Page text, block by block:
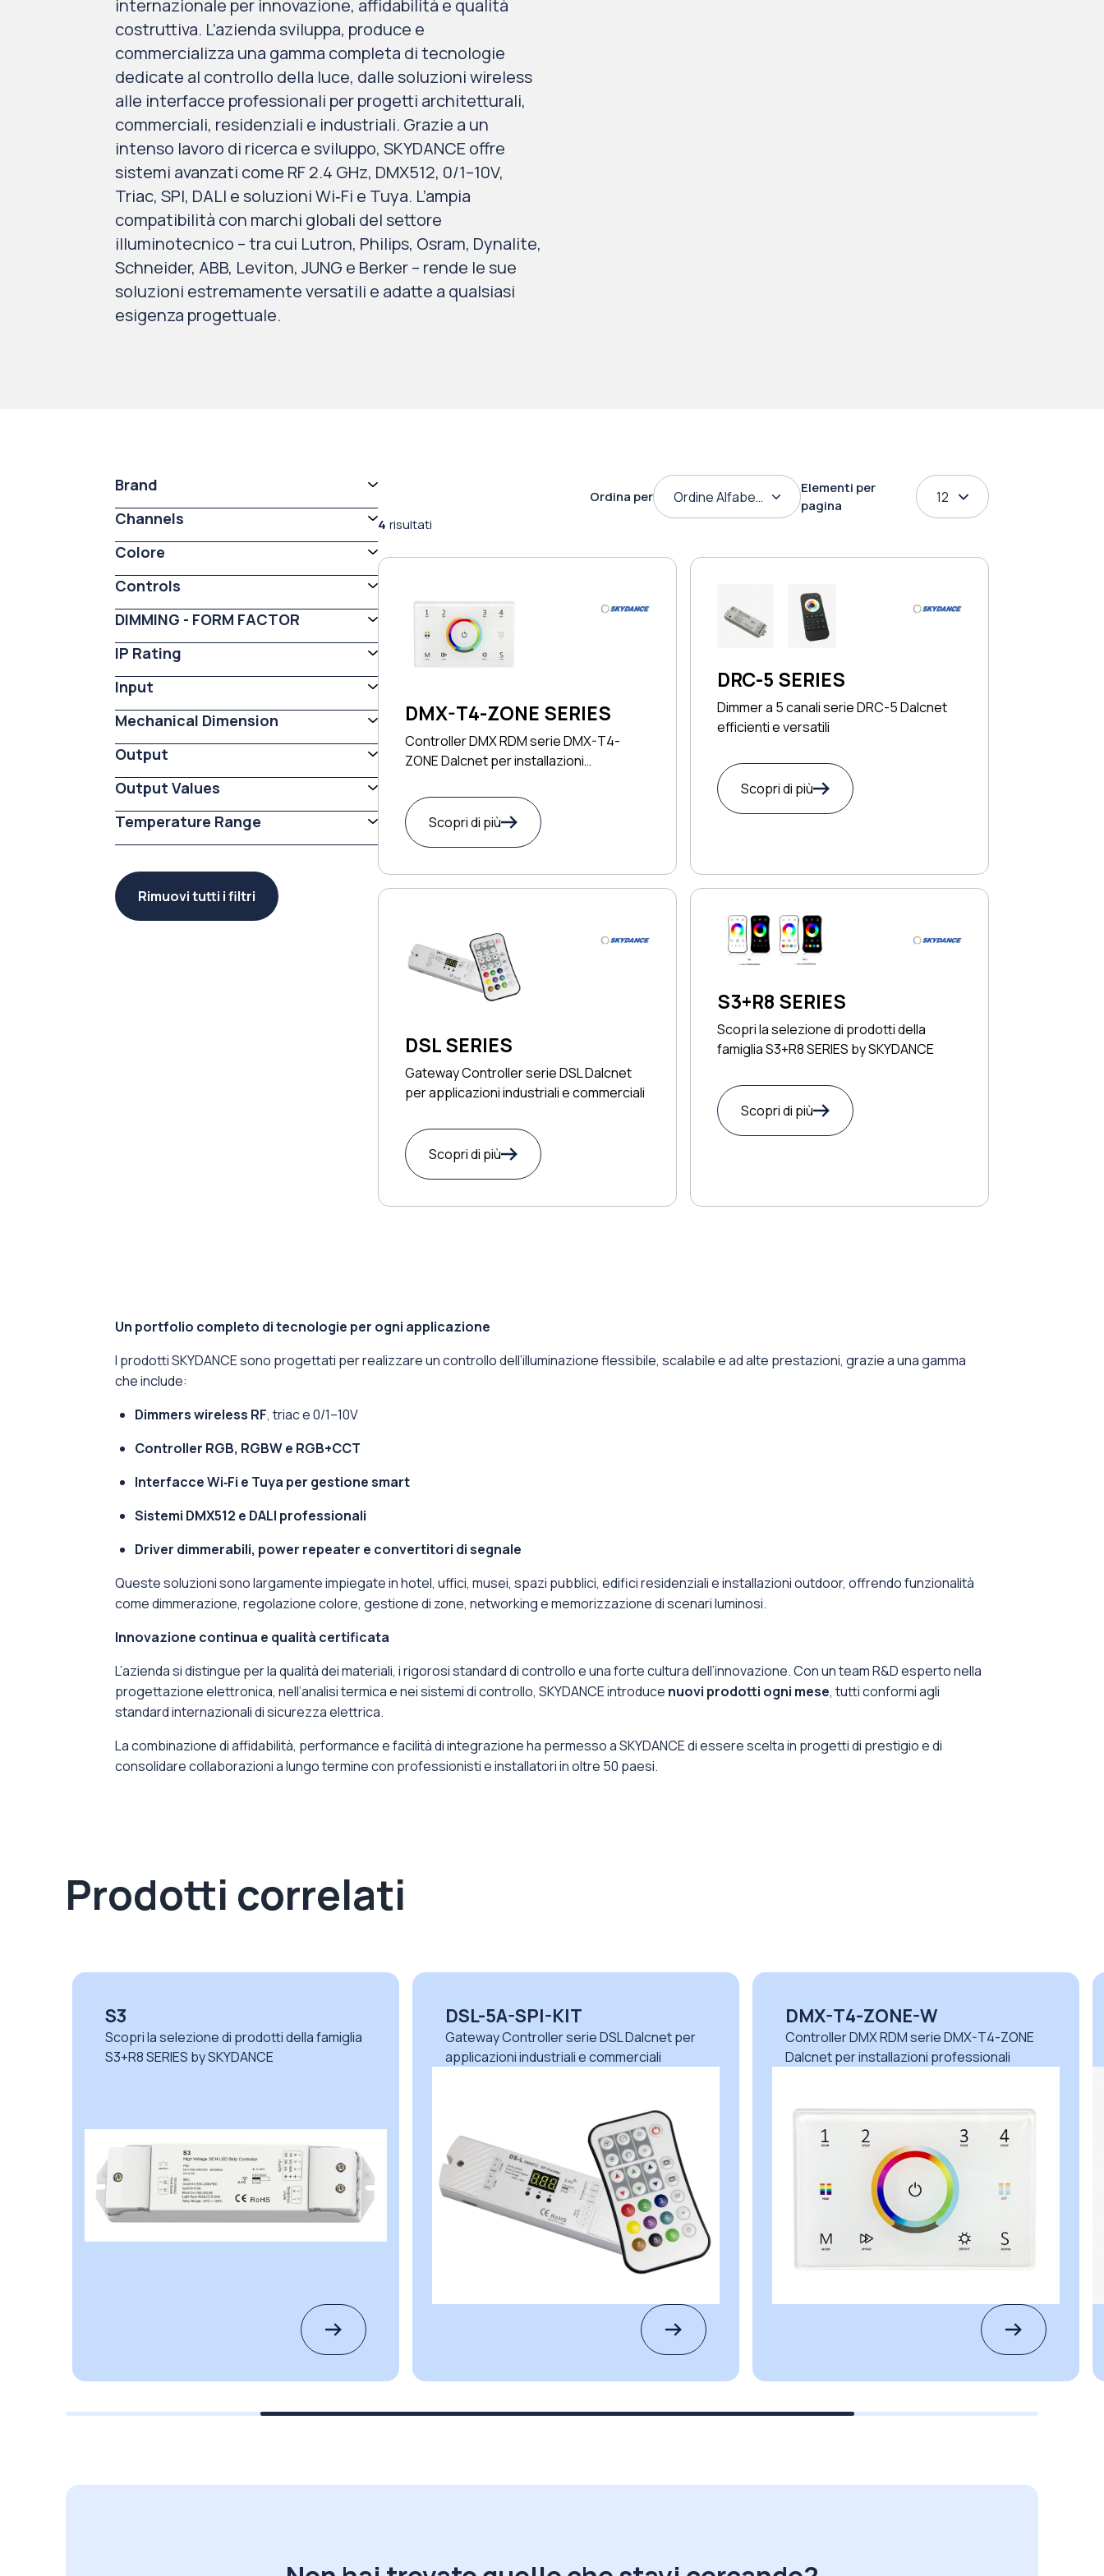
internazionale per innovazione, affidabilità e qualità
costruttiva. L’azienda sviluppa, produce e
commercializza una gamma completa di tecnologie
dedicate al controllo della luce, dalle soluzioni wireless
alle interfacce professionali per progetti architetturali,
commerciali, residenziali e industriali. Grazie a un
intenso lavoro di ricerca e sviluppo, SKYDANCE offre
sistemi avanzati come RF 2.4 GHz, DMX512, 0/1–10V,
Triac, SPI, DALI e soluzioni Wi‑Fi e Tuya. L’ampia
compatibilità con marchi globali del settore
illuminotecnico – tra cui Lutron, Philips, Osram, Dynalite,
Schneider, ABB, Leviton, JUNG e Berker – rende le sue
soluzioni estremamente versatili e adatte a qualsiasi
esigenza progettuale.
Brand
Channels
Colore
Controls
DIMMING - FORM FACTOR
IP Rating
Input
Mechanical Dimension
Output
Output Values
Temperature Range
Rimuovi tutti i filtri
4 risultati
Ordina per Ordine Alfabetico
Elementi per
pagina
12
DMX-T4-ZONE SERIES
Controller DMX RDM serie DMX-T4-
ZONE Dalcnet per installazioni
Scopri di più
DRC-5 SERIES
Dimmer a 5 canali serie DRC-5 Dalcnet
efficienti e versatili
Scopri di più
DSL SERIES
Gateway Controller serie DSL Dalcnet
per applicazioni industriali e commerciali
Scopri di più
S3+R8 SERIES
Scopri la selezione di prodotti della
famiglia S3+R8 SERIES by SKYDANCE
Scopri di più
Un portfolio completo di tecnologie per ogni applicazione
I prodotti SKYDANCE sono progettati per realizzare un controllo dell’illuminazione flessibile, scalabile e ad alte prestazioni, grazie a una gamma
che include:
Dimmers wireless RF, triac e 0/1–10V
Controller RGB, RGBW e RGB+CCT
Interfacce Wi‑Fi e Tuya per gestione smart
Sistemi DMX512 e DALI professionali
Driver dimmerabili, power repeater e convertitori di segnale
Queste soluzioni sono largamente impiegate in hotel, uffici, musei, spazi pubblici, edifici residenziali e installazioni outdoor, offrendo funzionalità
come dimmerazione, regolazione colore, gestione di zone, networking e memorizzazione di scenari luminosi.
Innovazione continua e qualità certificata
L’azienda si distingue per la qualità dei materiali, i rigorosi standard di controllo e una forte cultura dell’innovazione. Con un team R&D esperto nella
progettazione elettronica, nell’analisi termica e nei sistemi di controllo, SKYDANCE introduce nuovi prodotti ogni mese, tutti conformi agli
standard internazionali di sicurezza elettrica.
La combinazione di affidabilità, performance e facilità di integrazione ha permesso a SKYDANCE di essere scelta in progetti di prestigio e di
consolidare collaborazioni a lungo termine con professionisti e installatori in oltre 50 paesi.
Prodotti correlati
S3
Scopri la selezione di prodotti della famiglia
S3+R8 SERIES by SKYDANCE
DSL-5A-SPI-KIT
Gateway Controller serie DSL Dalcnet per
applicazioni industriali e commerciali
DMX-T4-ZONE-W
Controller DMX RDM serie DMX-T4-ZONE
Dalcnet per installazioni professionali